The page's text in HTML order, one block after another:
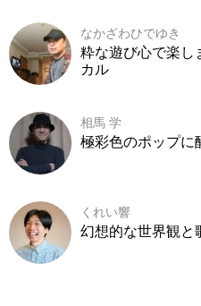
なかざわひでゆき
粋な遊び心で楽し
カル
相馬 学
極彩色のポップに
くれい響
幻想的な世界観と